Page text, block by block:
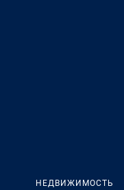
НЕДВИЖИМОСТЬ